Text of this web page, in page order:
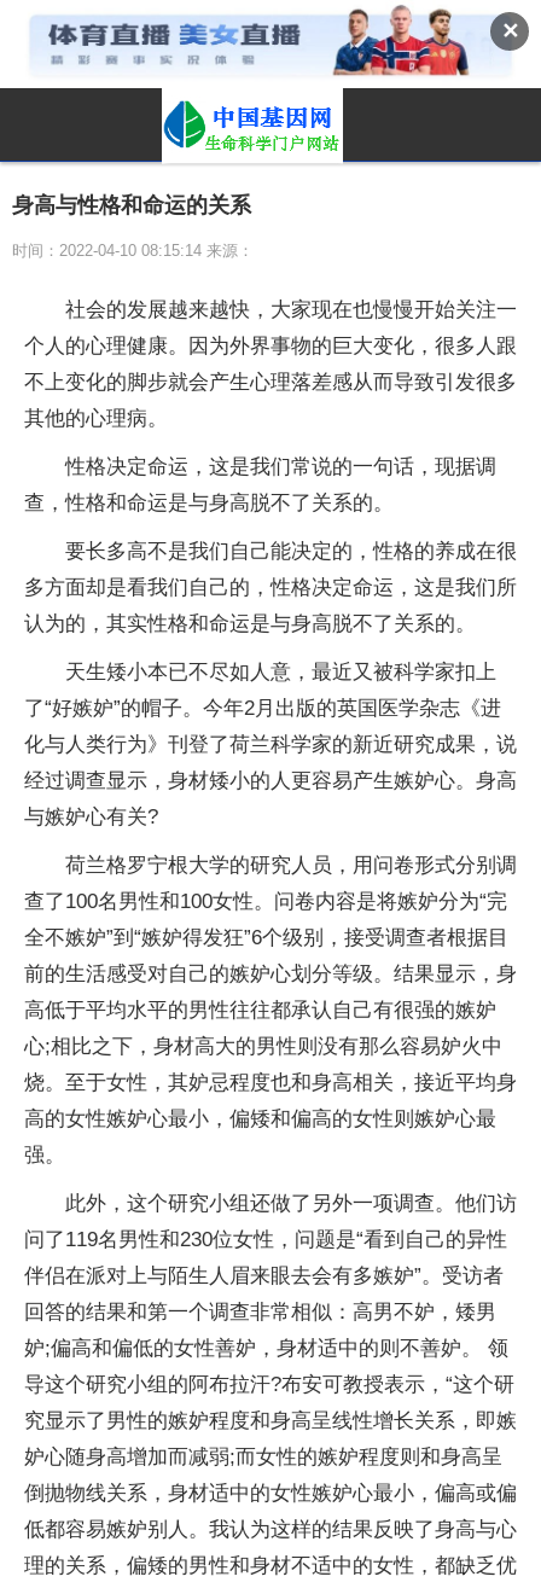
✕
身高与性格和命运的关系
时间：2022-04-10 08:15:14 来源：
社会的发展越来越快，大家现在也慢慢开始关注一
个人的心理健康。因为外界事物的巨大变化，很多人跟
不上变化的脚步就会产生心理落差感从而导致引发很多
其他的心理病。
性格决定命运，这是我们常说的一句话，现据调
查，性格和命运是与身高脱不了关系的。
要长多高不是我们自己能决定的，性格的养成在很
多方面却是看我们自己的，性格决定命运，这是我们所
认为的，其实性格和命运是与身高脱不了关系的。
天生矮小本已不尽如人意，最近又被科学家扣上
了“好嫉妒”的帽子。今年2月出版的英国医学杂志《进
化与人类行为》刊登了荷兰科学家的新近研究成果，说
经过调查显示，身材矮小的人更容易产生嫉妒心。身高
与嫉妒心有关?
荷兰格罗宁根大学的研究人员，用问卷形式分别调
查了100名男性和100女性。问卷内容是将嫉妒分为“完
全不嫉妒”到“嫉妒得发狂”6个级别，接受调查者根据目
前的生活感受对自己的嫉妒心划分等级。结果显示，身
高低于平均水平的男性往往都承认自己有很强的嫉妒
心;相比之下，身材高大的男性则没有那么容易妒火中
烧。至于女性，其妒忌程度也和身高相关，接近平均身
高的女性嫉妒心最小，偏矮和偏高的女性则嫉妒心最
强。
此外，这个研究小组还做了另外一项调查。他们访
问了119名男性和230位女性，问题是“看到自己的异性
伴侣在派对上与陌生人眉来眼去会有多嫉妒”。受访者
回答的结果和第一个调查非常相似：高男不妒，矮男
妒;偏高和偏低的女性善妒，身材适中的则不善妒。 领
导这个研究小组的阿布拉汗?布安可教授表示，“这个研
究显示了男性的嫉妒程度和身高呈线性增长关系，即嫉
妒心随身高增加而减弱;而女性的嫉妒程度则和身高呈
倒抛物线关系，身材适中的女性嫉妒心最小，偏高或偏
低都容易嫉妒别人。我认为这样的结果反映了身高与心
理的关系，偏矮的男性和身材不适中的女性，都缺乏优